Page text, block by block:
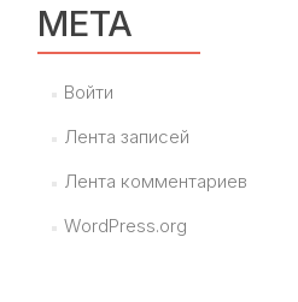
МЕТА
Войти
Лента записей
Лента комментариев
WordPress.org